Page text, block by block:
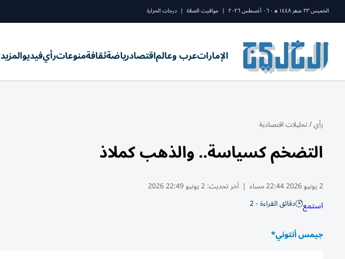
الخميس ٢٣ صفر ١٤٤٨ ه - ٠٦ أغسطس ٢٠٢٦ | مواقيت الصلاة | درجات الحرارة
الإماراتعرب وعالماقتصادرياضةثقافةمنوعاترأيفيديوالمزيد
رأي/تحليلات اقتصادية
التضخم كسياسة.. والذهب كملاذ
2 يونيو 2026 22:44 مساء | آخر تحديث:2 يونيو 22:49 2026
استمع دقائق القراءة - 2
جيمس أنتوني*